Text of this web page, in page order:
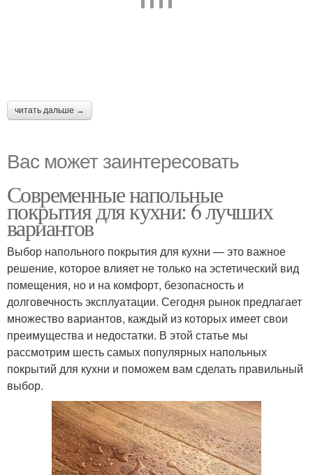
читать дальше →
Вас может заинтересовать
Современные напольные
покрытия для кухни: 6 лучших
вариантов
Выбор напольного покрытия для кухни — это важное
решение, которое влияет не только на эстетический вид
помещения, но и на комфорт, безопасность и
долговечность эксплуатации. Сегодня рынок предлагает
множество вариантов, каждый из которых имеет свои
преимущества и недостатки. В этой статье мы
рассмотрим шесть самых популярных напольных
покрытий для кухни и поможем вам сделать правильный
выбор.